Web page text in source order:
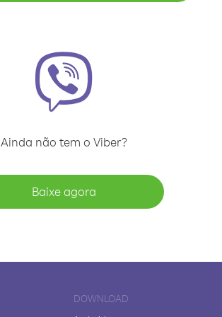
Ainda não tem o Viber?
Baixe agora
DOWNLOAD